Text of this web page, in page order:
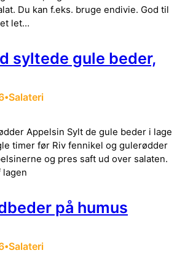
Du kan f.eks. bruge endivie. God til
let…
syltede gule beder,
•Salateri
Appelsin Sylt de gule beder i lage
timer før Riv fennikel og gulerødder
og pres saft ud over salaten.
på humus
•Salateri